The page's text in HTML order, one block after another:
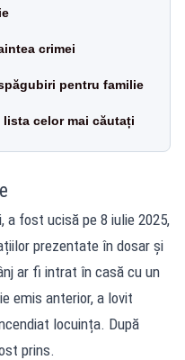
crimei
pentru familie
celor mai căutați
a fost ucisă pe 8 iulie 2025,
prezentate în dosar și
ar fi intrat în casă cu un
emis anterior, a lovit
locuința. După
prins.